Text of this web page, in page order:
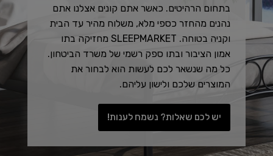
בתחום הרהיטים. כאשר אתם קונים אצלנו אתם
נהנים מהחזר כספי מלא, משלוח מהיר עד הבית
וקניה בטוחה. SLEEPMARKET מחזיקה בתו
אמון הציבור ובתו ספק רשמי של משרד הביטחון.
כל מה שנשאר לכם לעשות הוא לבחור את
המוצרים שלכם ולישון עליהם.
יש לכם שאלות? נשמח לענות!